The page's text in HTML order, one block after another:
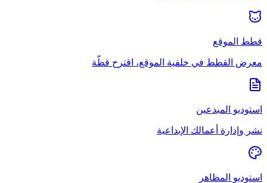
قطط الموقع
معرض القطط في خلفية الموقع، اقترح قطّة
استوديو المبدعين
نشر وإدارة أعمالك الإبداعية
استوديو المظاهر